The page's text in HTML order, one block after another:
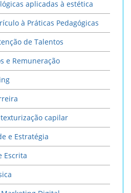
aplicadas à estética
à Práticas Pedagógicas
de Talentos
e Remuneração
capilar
e Estratégia
Escrita